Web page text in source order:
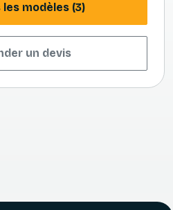
modèles (3)
un devis